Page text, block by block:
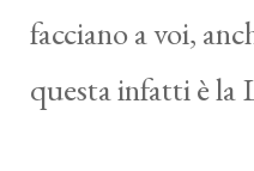
facciano a voi,
questa infatti è la